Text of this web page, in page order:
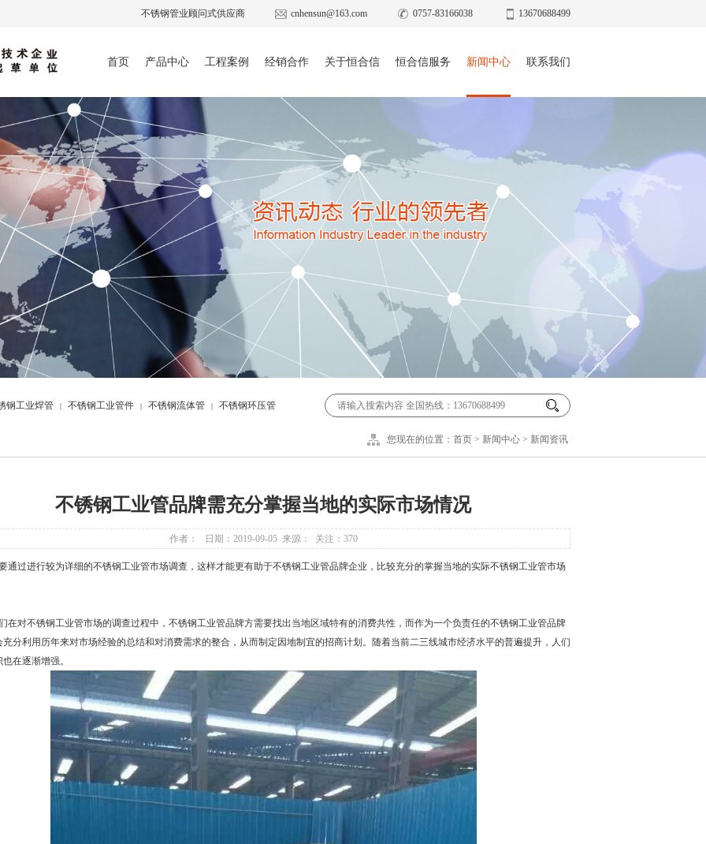
不锈钢管业顾问式供应商 cnhensun@163.com 0757-83166038 13670688499
首页 产品中心 工程案例 经销合作 关于恒合信 恒合信服务 新闻中心 联系我们
钢工业焊管 | 不锈钢工业管件 | 不锈钢流体管 | 不锈钢环压管
您现在的位置： 首页 > 新闻中心 > 新闻资讯
不锈钢工业管品牌需充分掌握当地的实际市场情况
作者： 日期：2019-09-05 来源： 关注： 370
过进行较为详细的不锈钢工业管市场调查，这样才能更有助于不锈钢工业管品牌企业，比较充分的掌握当地的实际不锈钢工业管市场
对不锈钢工业管市场的调查过程中，不锈钢工业管品牌方需要找出当地区域特有的消费共性，而作为一个负责任的不锈钢工业管品牌
充分利用历年来对市场经验的总结和对消费需求的整合，从而制定因地制宜的招商计划。随着当前二三线城市经济水平的普遍提升，人们
在逐渐增强。